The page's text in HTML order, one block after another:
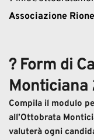
Associazione
?️ Form di
Monticiana
Compila il modulo
all’Ottobrata
valuterà ogni